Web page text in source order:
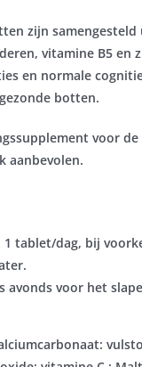
zijn samengesteld
vitamine B5 en
en normale
botten.
voor de
aanbevolen.
tablet/dag, bij
avonds voor het